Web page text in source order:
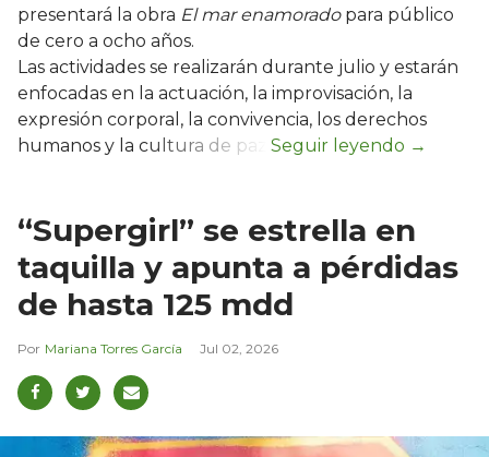
presentará la obra El mar enamoradopara público
de cero a ocho años.
Las actividades se realizarán durante julio y estarán
enfocadas en la actuación, la improvisación, la
expresión corporal, la convivencia, los derechos
humanos y la cultura de paz.
“Supergirl” se estrella en
taquilla y apunta a pérdidas
de hasta 125 mdd
Mariana Torres García Jul 02, 2026